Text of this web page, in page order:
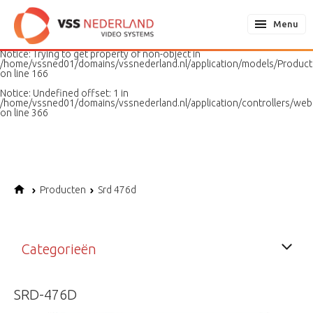
Notice: Undefined variable: page in
/home/vssned01/domains/vssnederland.nl/application/models/
on line
187
Notice: Trying to get property of non-object in
/home/vssned01/domains/vssnederland.nl/application/models/
on line 166
Notice: Undefined offset: 1 in
/home/vssned01/domains/vssnederland.nl/application/controllers/
on line 366
Menu
Producten Srd 476d
Categorieën
SRD-476D